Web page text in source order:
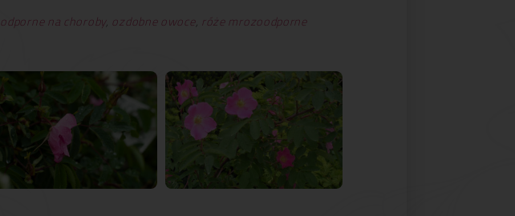
odporne na choroby, ozdobne owoce, róże mrozoodporne